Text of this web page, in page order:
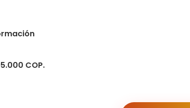
COP.